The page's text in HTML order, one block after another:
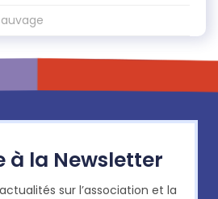
à la Newsletter
sur l’association et la